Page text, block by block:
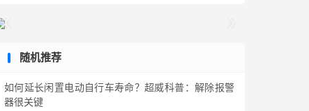

随机推荐
如何延长闲置电动自行车寿命？超威科普：解除报警
器很关键